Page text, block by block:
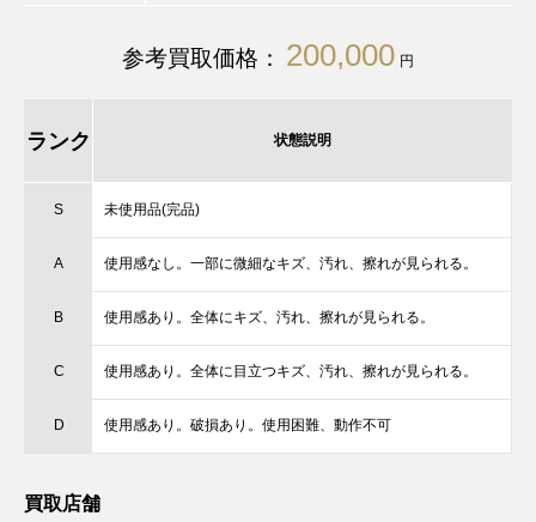
参考買取価格： 200,000 円
ランク 状態説明
S 未使用品(完品)
A 使用感なし。一部に微細なキズ、汚れ、擦れが見られる。
B 使用感あり。全体にキズ、汚れ、擦れが見られる。
C 使用感あり。全体に目立つキズ、汚れ、擦れが見られる。
D 使用感あり。破損あり。使用困難、動作不可
買取店舗